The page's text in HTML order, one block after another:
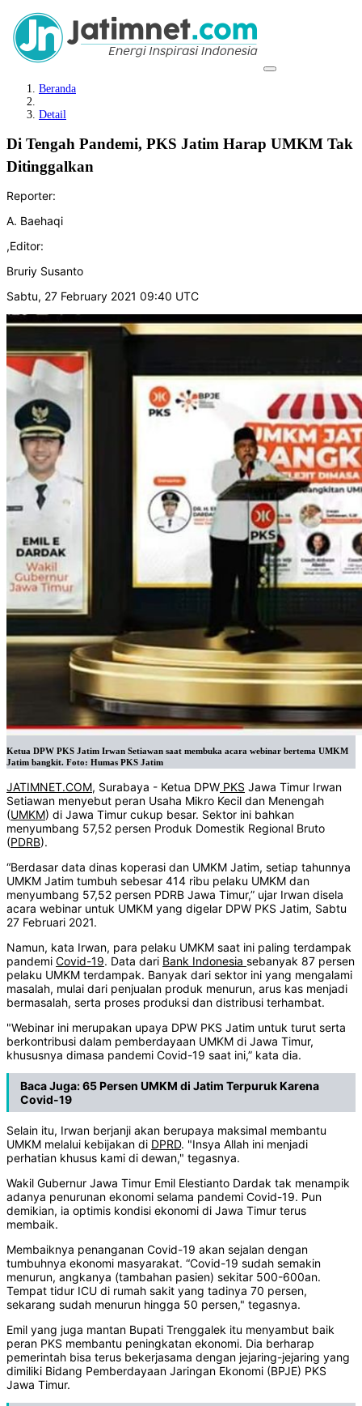
Beranda
Detail
Di Tengah Pandemi, PKS Jatim Harap UMKM Tak
Ditinggalkan
Reporter:
A. Baehaqi
,Editor:
Bruriy Susanto
Sabtu, 27 February 2021 09:40 UTC
Ketua DPW PKS Jatim Irwan Setiawan saat membuka acara webinar bertema UMKM
Jatim bangkit. Foto: Humas PKS Jatim
JATIMNET.COM, Surabaya - Ketua DPW PKS Jawa Timur Irwan
Setiawan menyebut peran Usaha Mikro Kecil dan Menengah
(UMKM) di Jawa Timur cukup besar. Sektor ini bahkan
menyumbang 57,52 persen Produk Domestik Regional Bruto
(PDRB).
“Berdasar data dinas koperasi dan UMKM Jatim, setiap tahunnya
UMKM Jatim tumbuh sebesar 414 ribu pelaku UMKM dan
menyumbang 57,52 persen PDRB Jawa Timur,” ujar Irwan disela
acara webinar untuk UMKM yang digelar DPW PKS Jatim, Sabtu
27 Februari 2021.
Namun, kata Irwan, para pelaku UMKM saat ini paling terdampak
pandemi Covid-19. Data dari Bank Indonesia sebanyak 87 persen
pelaku UMKM terdampak. Banyak dari sektor ini yang mengalami
masalah, mulai dari penjualan produk menurun, arus kas menjadi
bermasalah, serta proses produksi dan distribusi terhambat.
"Webinar ini merupakan upaya DPW PKS Jatim untuk turut serta
berkontribusi dalam pemberdayaan UMKM di Jawa Timur,
khususnya dimasa pandemi Covid-19 saat ini,” kata dia.
Baca Juga:65 Persen UMKM di Jatim Terpuruk Karena
Covid-19
Selain itu, Irwan berjanji akan berupaya maksimal membantu
UMKM melalui kebijakan di DPRD. "Insya Allah ini menjadi
perhatian khusus kami di dewan," tegasnya.
Wakil Gubernur Jawa Timur Emil Elestianto Dardak tak menampik
adanya penurunan ekonomi selama pandemi Covid-19. Pun
demikian, ia optimis kondisi ekonomi di Jawa Timur terus
membaik.
Membaiknya penanganan Covid-19 akan sejalan dengan
tumbuhnya ekonomi masyarakat. “Covid-19 sudah semakin
menurun, angkanya (tambahan pasien) sekitar 500-600an.
Tempat tidur ICU di rumah sakit yang tadinya 70 persen,
sekarang sudah menurun hingga 50 persen," tegasnya.
Emil yang juga mantan Bupati Trenggalek itu menyambut baik
peran PKS membantu peningkatan ekonomi. Dia berharap
pemerintah bisa terus bekerjasama dengan jejaring-jejaring yang
dimiliki Bidang Pemberdayaan Jaringan Ekonomi (BPJE) PKS
Jawa Timur.